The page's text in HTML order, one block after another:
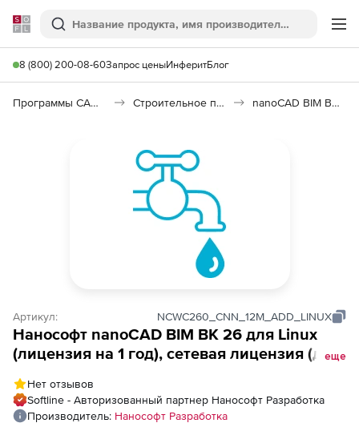
Softline
Поиск
8 (800) 200-08-60Запрос ценыИнферитБлог
Программы САПР и ГИС Строительное программное обеспечение nanoCAD BIM ВК 26
Артикул: NCWC260_CNN_12M_ADD_LINUX
Нанософт nanoCAD BIM ВК 26 для Linux
(лицензия на 1 год), сетевая лицензия (доп.
еще
Нет отзывов
Softline - Авторизованный партнер Нанософт Разработка
Производитель: Нанософт Разработка